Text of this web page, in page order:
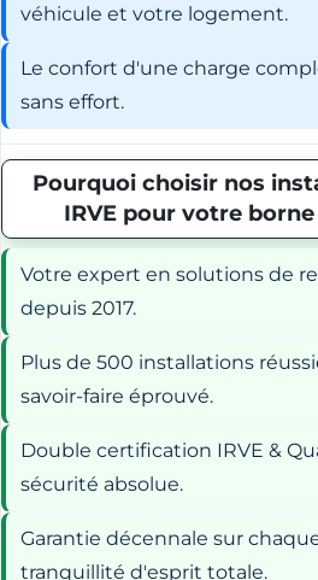
véhicule et votre logement.
Le confort d'une charge
sans effort.
Pourquoi choisir nos
IRVE pour votre
Votre expert en solutions de
depuis 2017.
Plus de 500 installations
savoir-faire éprouvé.
Double certification IRVE &
sécurité absolue.
Garantie décennale sur
tranquillité d'esprit totale.